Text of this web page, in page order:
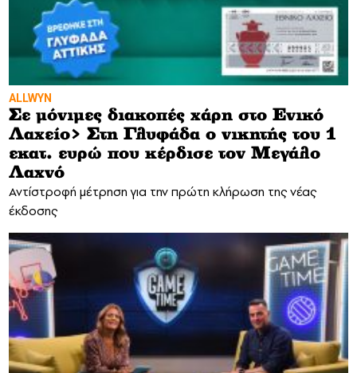
ALLWYN
Σε μόνιμες διακοπές χάρη στο Ενικό
Λαχείο> Στη Γλυφάδα ο νικητής του 1
εκατ. ευρώ που κέρδισε τον Μεγάλο
Λαχνό
Αντίστροφή μέτρηση για την πρώτη κλήρωση της νέας
έκδοσης